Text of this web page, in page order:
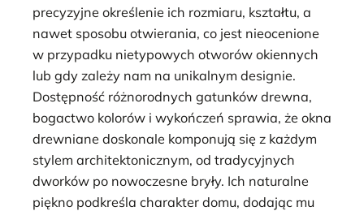
precyzyjne określenie ich rozmiaru, kształtu, a
nawet sposobu otwierania, co jest nieocenione
w przypadku nietypowych otworów okiennych
lub gdy zależy nam na unikalnym designie.
Dostępność różnorodnych gatunków drewna,
bogactwo kolorów i wykończeń sprawia, że okna
drewniane doskonale komponują się z każdym
stylem architektonicznym, od tradycyjnych
dworków po nowoczesne bryły. Ich naturalne
piękno podkreśla charakter domu, dodając mu